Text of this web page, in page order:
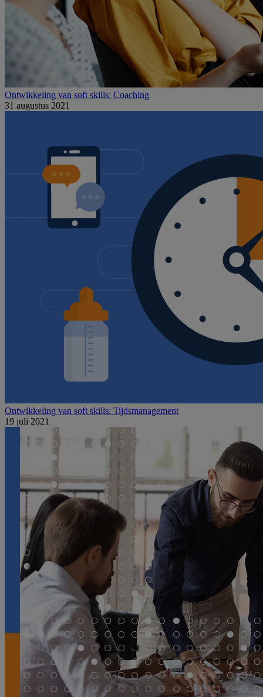
Ontwikkeling van soft skills: Coaching
31 augustus 2021
Ontwikkeling van soft skills: Tijdsmanagement
19 juli 2021